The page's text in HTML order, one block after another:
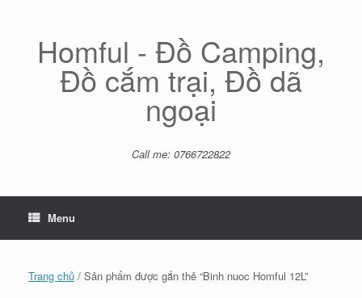
Homful - Đồ Camping,
Đồ cắm trại, Đồ dã
ngoại
Call me: 0766722822
Menu
Trang chủ / Sản phẩm được gắn thẻ “Binh nuoc Homful 12L”